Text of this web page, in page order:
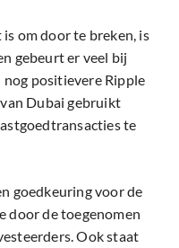
om door te breken, is
gebeurt er veel bij
nog positievere Ripple
Dubai gebruikt
te
goedkeuring voor de
door de toegenomen
Ook staat